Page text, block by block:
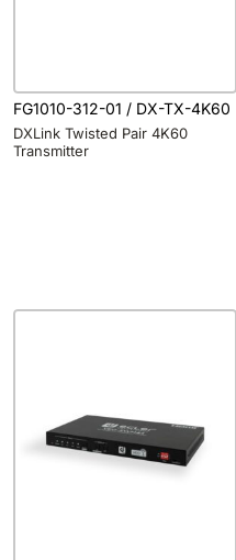
FG1010-312-01 / DX-TX-4K60
DXLink Twisted Pair 4K60
Transmitter